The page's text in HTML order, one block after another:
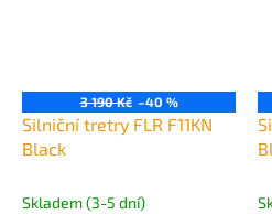
3 190 Kč –40 %
Silniční tretry FLR F11KN
Black
Skladem (3-5 dní)